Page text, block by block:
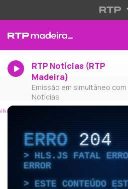
RTP Notícias (RTP
Madeira)
Emissão em simultâneo com
Notícias
ERRO204
HLS.JS FATAL
ERROR
ESTE CONTEÚDO